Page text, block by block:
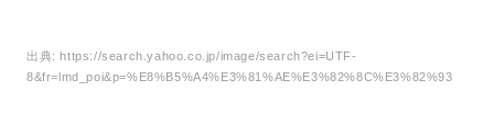
7
六本木でおすすめの人気ラーメン店ランキング第5位：竹
虎
出典:https://search.yahoo.co.jp/image/search?ei=UTF-
8&fr=lmd_poi&p=%E8%B5%A4%E3%81%AE%E3%82%8C%E3%82%93